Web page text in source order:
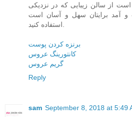
است از سالن زیبایی که در نزدیکی
و آمد برایتان سهل و آسان است
برنزه کردن پوست
کانتورینگ عروس
گریم عروس
Reply
sam September 8, 2018 at 5:49